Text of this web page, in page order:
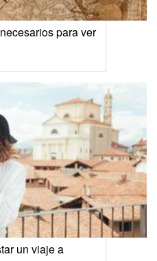
para ver
un viaje a